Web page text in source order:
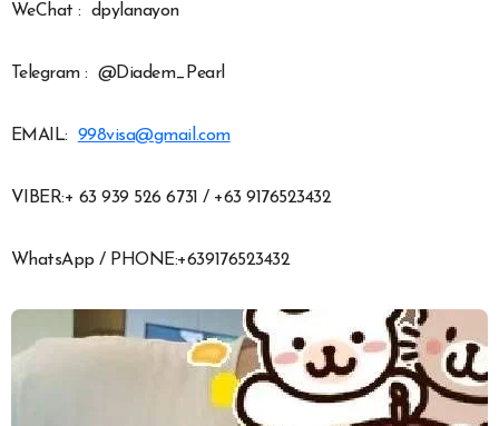
WeChat : dpylanayon
Telegram : @Diadem_Pearl
EMAIL: 998visa@gmail.com
VIBER:+ 63 939 526 6731 / +63 9176523432
WhatsApp / PHONE:+639176523432